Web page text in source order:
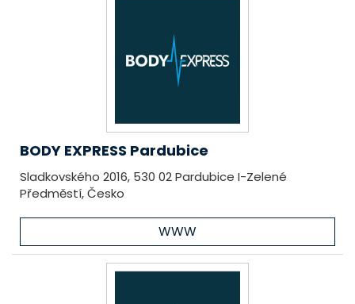
BODY EXPRESS Pardubice
Sladkovského 2016, 530 02 Pardubice I-Zelené
Předměstí, Česko
WWW